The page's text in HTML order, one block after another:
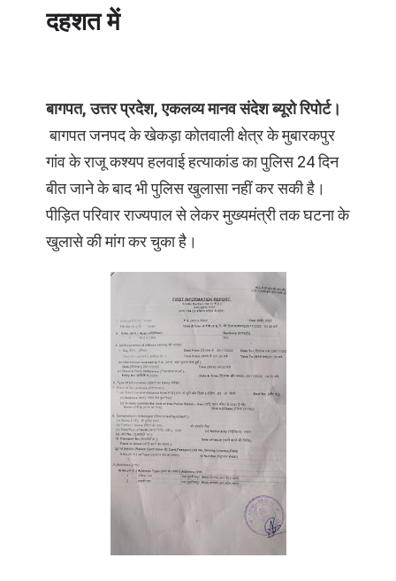
दहशत में
बागपत, उत्तर प्रदेश, एकलव्य मानव संदेश ब्यूरो रिपोर्ट।
बागपत जनपद के खेकड़ा कोतवालीक्षेत्र के मुबारकपुर
गांव के राजू कश्यप हलवाई हत्याकांड का पुलिस 24 दिन
बीत जाने के बाद भी पुलिस खुलासा नहीं कर सकी है।
पीड़ित परिवार राज्यपाल से लेकर मुख्यमंत्री तक घटना के
खुलासे की मांग कर चुका है।